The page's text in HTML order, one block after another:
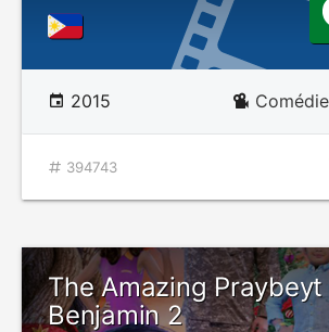
2015
394743
The Amazing Praybeyt
Benjamin 2